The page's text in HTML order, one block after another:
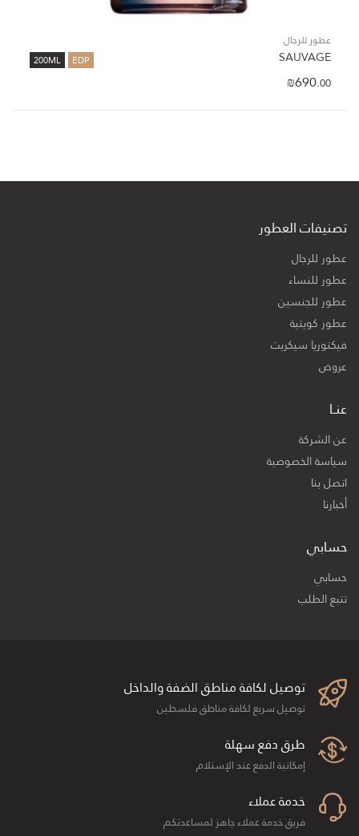
عطور للرجال
200ML EDP SAUVAGE
₪690.00
تصنيفات العطور
عطور للرجال
عطور للنساء
عطور للجنسين
عطور كويتية
فيكتوريا سيكريت
عروض
عنــا
عن الشركة
سياسة الخصوصية
اتصل بنا
أخبارنا
حسابي
حسابي
تتبع الطلب
توصيل لكافة مناطق الضفة والداخل
توصيل سريع لكافة مناطق فلسطين
طرق دفع سهلة
إمكانية الدفع عند الإستلام
خدمة عملاء
فريق خدمة عملاء جاهز لمساعدتكم